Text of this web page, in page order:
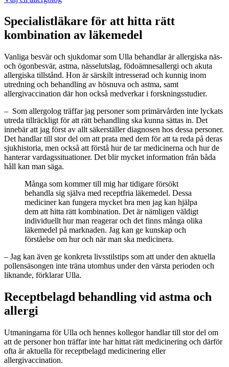
Specialistläkare för att hitta rätt
kombination av läkemedel
Vanliga besvär och sjukdomar som Ulla behandlar är allergiska näs-
och ögonbesvär, astma, nässelutslag, födoämnesallergi och akuta
allergiska tillstånd. Hon är särskilt intresserad och kunnig inom
utredning och behandling av hösnuva och astma, samt
allergivaccination där hon också medverkar i forskningsstudier.
– Som allergolog träffar jag personer som primärvården inte lyckats
utreda tillräckligt för att rätt behandling ska kunna sättas in. Det
innebär att jag först av allt säkerställer diagnosen hos dessa personer.
Det handlar till stor del om att prata med dem för att ta reda på deras
sjukhistoria, men också att förstå hur de tar medicinerna och hur de
hanterar vardagssituationer. Det blir mycket information från båda
håll kan man säga.
Många som kommer till mig har tidigare försökt
behandla sig själva med receptfria läkemedel. Dessa
mediciner kan fungera mycket bra men jag kan hjälpa
dem att hitta rätt kombination. Det är nämligen väldigt
individuellt hur man reagerar och det finns många olika
läkemedel på marknaden. Jag kan ge kunskap och
förståelse om hur och när man ska medicinera.
– Jag kan även ge konkreta livsstilstips som att under den aktuella
pollensäsongen inte träna utomhus under den värsta perioden och
liknande, förklarar Ulla.
Receptbelagd behandling vid astma och
allergi
Utmaningarna för Ulla och hennes kollegor handlar till stor del om
att de personer hon träffar inte har hittat rätt medicinering och därför
ofta är aktuella för receptbelagd medicinering eller
allergivaccination.